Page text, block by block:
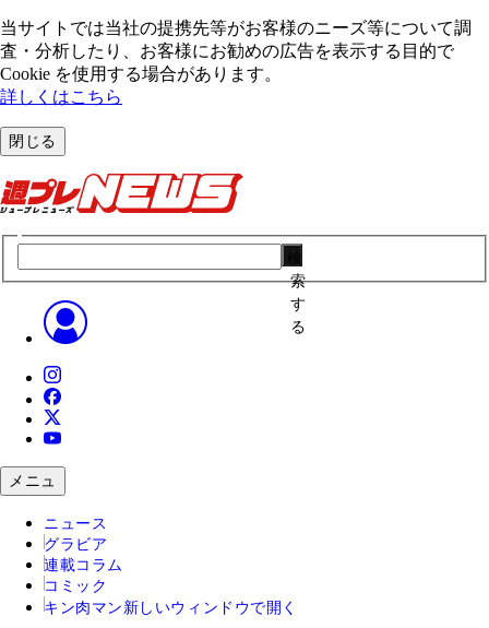
当サイトでは当社の提携先等がお客様のニーズ等について調
査・分析したり、お客様にお勧めの広告を表⽰する⽬的で
Cookie を使⽤する場合があります。
詳しくはこちら
閉じる
索
す
る
メニュ
ニュース
グラビア
連載コラム
コミック
キン肉マン 新しいウィンドウで開く